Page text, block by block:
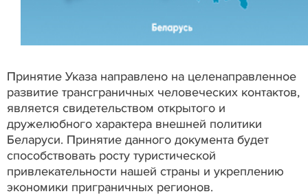
Принятие Указа направлено на целенаправленное
развитие трансграничных человеческих контактов,
является свидетельством открытого и
дружелюбного характера внешней политики
Беларуси. Принятие данного документа будет
способствовать росту туристической
привлекательности нашей страны и укреплению
экономики приграничных регионов.